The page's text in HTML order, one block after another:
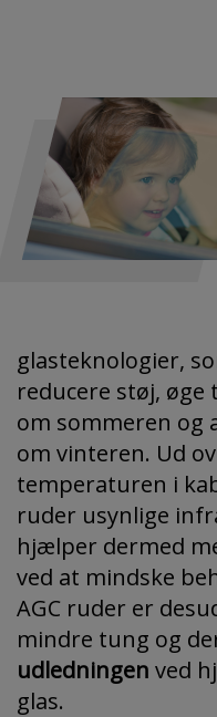
glasteknologier,
reducere støj,
om sommeren og
om vinteren. Ud
temperaturen i
ruder usynlige
hjælper dermed
ved at mindske
AGC ruder er
mindre tung og
udledningen ved
glas.